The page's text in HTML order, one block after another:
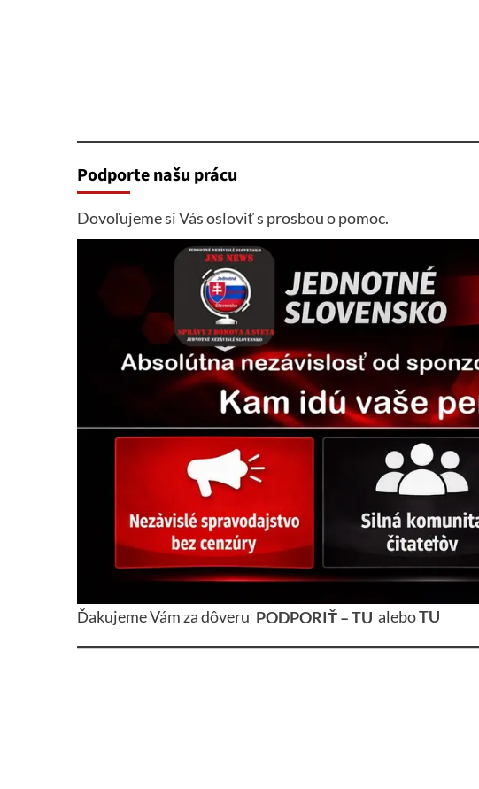
Podporte našu prácu
Dovoľujeme si Vás osloviť s prosbou o pomoc.
Ďakujeme Vám za dôveru PODPORIŤ – TU aleboTU